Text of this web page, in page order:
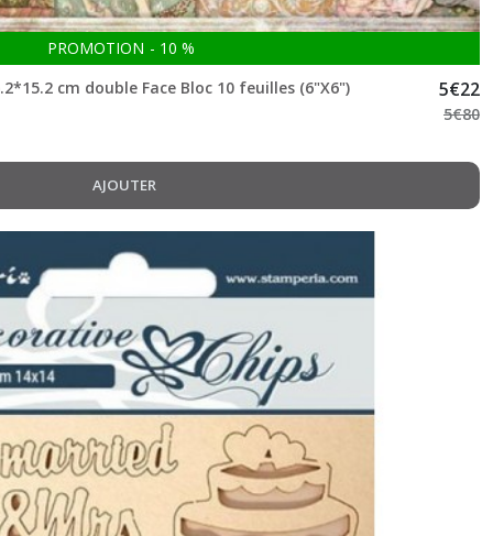
PROMOTION - 10 %
cm double Face Bloc 10 feuilles (6"X6")
5€22
5€80
AJOUTER